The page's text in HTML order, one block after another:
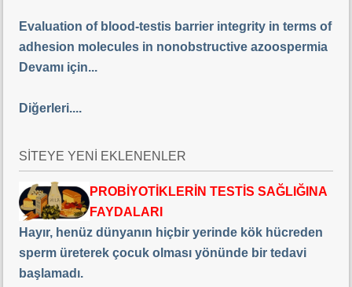
Evaluation of blood-testis barrier integrity in terms of
adhesion molecules in nonobstructive azoospermia
Devamı için...
Diğerleri....
SİTEYE YENİ EKLENENLER
PROBİYOTİKLERİN TESTİS SAĞLIĞINA
FAYDALARI
Hayır, henüz dünyanın hiçbir yerinde kök hücreden
sperm üreterek çocuk olması yönünde bir tedavi
başlamadı.